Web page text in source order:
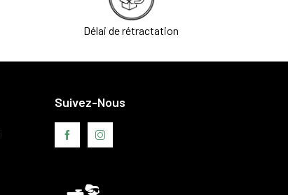
Délai de rétractation
Suivez-Nous